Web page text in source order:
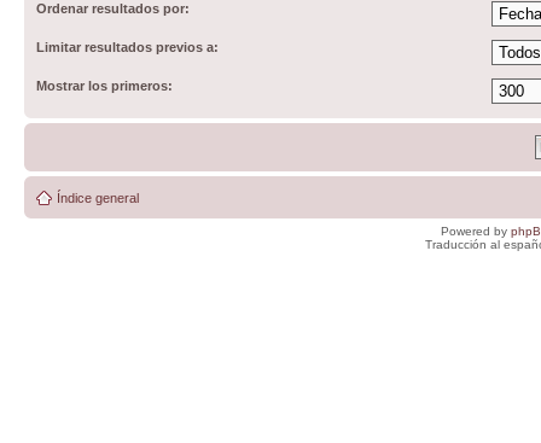
Ordenar resultados por:
Limitar resultados previos a:
Mostrar los primeros:
Índice general
Powered by
Traducción al